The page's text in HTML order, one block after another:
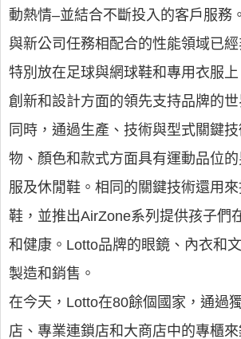
動熱情–並結合不斷投入的客戶服務。
與新公司任務相配合的性能領域已
特別放在足球與網球鞋和專用衣服
創新和設計方面的領先支持品牌的世
同時，通過生產、技術與型式關鍵
物、顏色和款式方面具有運動品位
服及休閒鞋。相同的關鍵技術還用
鞋，並推出AirZone系列提供孩子們
和健康。Lotto品牌的眼鏡、內衣和
製造和銷售。
在今天，Lotto在80餘個國家，通過
店、專業連鎖店和大商店中的專櫃